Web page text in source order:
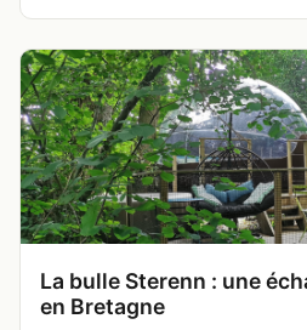
La bulle Sterenn : une
en Bretagne